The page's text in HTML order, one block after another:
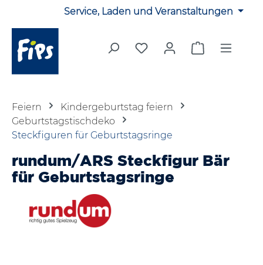
Zum Hauptinhalt springenService, Laden und Veranstaltungen
Du hast 0 Produkte auf
Warenkorb
Feiern
Kindergeburtstag feiern
Geburtstagstischdeko
Steckfiguren für Geburtstagsringe
rundum/ARS Steckfigur Bär
für Geburtstagsringe